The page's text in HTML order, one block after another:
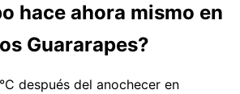
hace ahora mismo en
Guararapes?
después del anochecer en